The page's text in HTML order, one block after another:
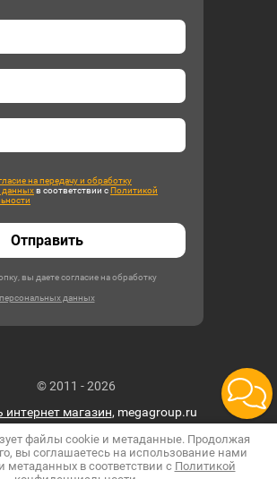
на передачу и обработку
данныхв соответствии с Политикой
Отправить
вы даете согласие на обработку
персональных данных
© 2011 - 2026
интернет магазин, megagroup.ru
файлы cookie и метаданные. Продолжая
вы соглашаетесь на использование нами
метаданных в соответствии с Политикой